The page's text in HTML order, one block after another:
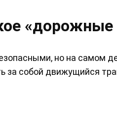
но на самом
за собой движущийся